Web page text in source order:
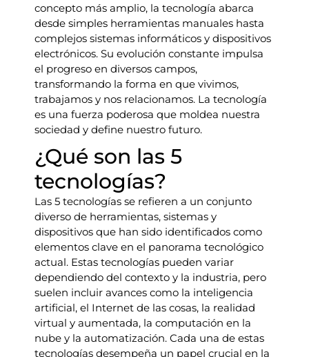
concepto más amplio, la tecnología abarca
desde simples herramientas manuales hasta
complejos sistemas informáticos y dispositivos
electrónicos. Su evolución constante impulsa
el progreso en diversos campos,
transformando la forma en que vivimos,
trabajamos y nos relacionamos. La tecnología
es una fuerza poderosa que moldea nuestra
sociedad y define nuestro futuro.
¿Qué son las 5
tecnologías?
Las 5 tecnologías se refieren a un conjunto
diverso de herramientas, sistemas y
dispositivos que han sido identificados como
elementos clave en el panorama tecnológico
actual. Estas tecnologías pueden variar
dependiendo del contexto y la industria, pero
suelen incluir avances como la inteligencia
artificial, el Internet de las cosas, la realidad
virtual y aumentada, la computación en la
nube y la automatización. Cada una de estas
tecnologías desempeña un papel crucial en la